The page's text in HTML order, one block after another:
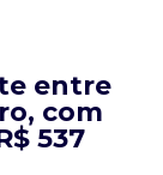
entre
com
537